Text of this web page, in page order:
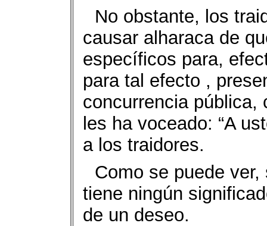
No obstante, los
causar alharaca de
específicos para,
para tal efecto ,
concurrencia pública,
les ha voceado: “A
a los traidores.
Como se puede
tiene ningún
de un deseo.